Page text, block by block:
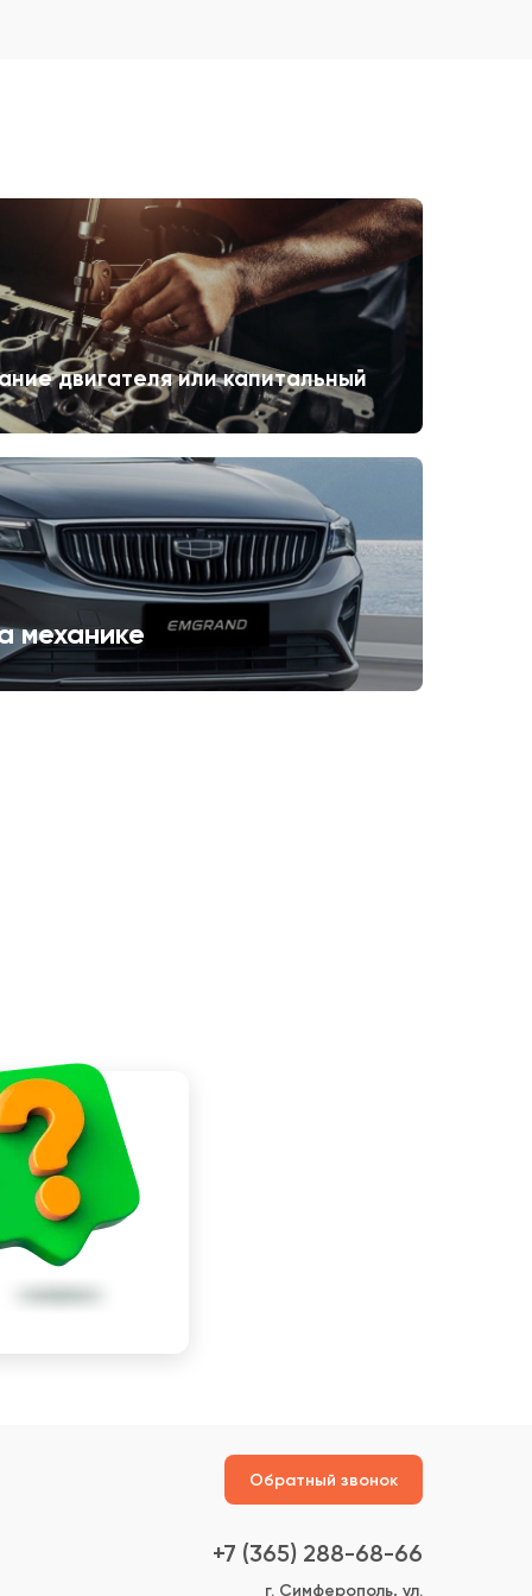
двигателя или капитальный
механике
Обратный звонок
+7 (365) 288-68-66
г. Симферополь, ул.